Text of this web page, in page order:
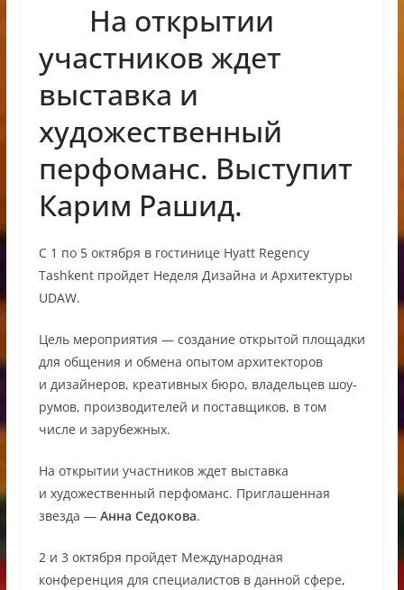
На открытии
участников ждет
выставка и
художественный
перфоманс. Выступит
Карим Рашид.
С 1 по 5 октября в гостинице Hyatt Regency
Tashkent пройдет Неделя Дизайна и Архитектуры
UDAW.
Цель мероприятия — создание открытой площадки
для общения и обмена опытом архитекторов
и дизайнеров, креативных бюро, владельцев шоу-
румов, производителей и поставщиков, в том
числе и зарубежных.
На открытии участников ждет выставка
и художественный перфоманс. Приглашенная
звезда — Анна Седокова.
2 и 3 октября пройдет Международная
конференция для специалистов в данной сфере,